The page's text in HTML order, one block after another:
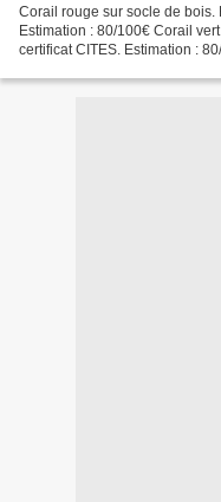
Corail rouge sur socle de bois.
Estimation : 80/100€ Corail
certificat CITES. Estimation :